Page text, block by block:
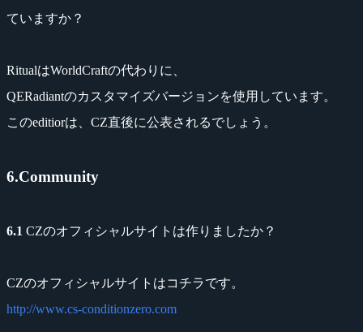
ていますか？
RitualはWorldCraftの代わりに、
QERadiantのカスタマイズバージョンを使用しています。
このeditiorは、CZ直後に公表されるでしょう。
6.Community
6.1 CZのオフィシャルサイトは作りましたか？
CZのオフィシャルサイトはコチラです。
http://www.cs-conditionzero.com